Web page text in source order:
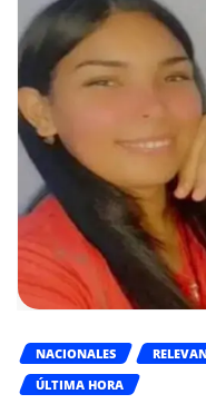
NACIONALES
ÚLTIMA HORA